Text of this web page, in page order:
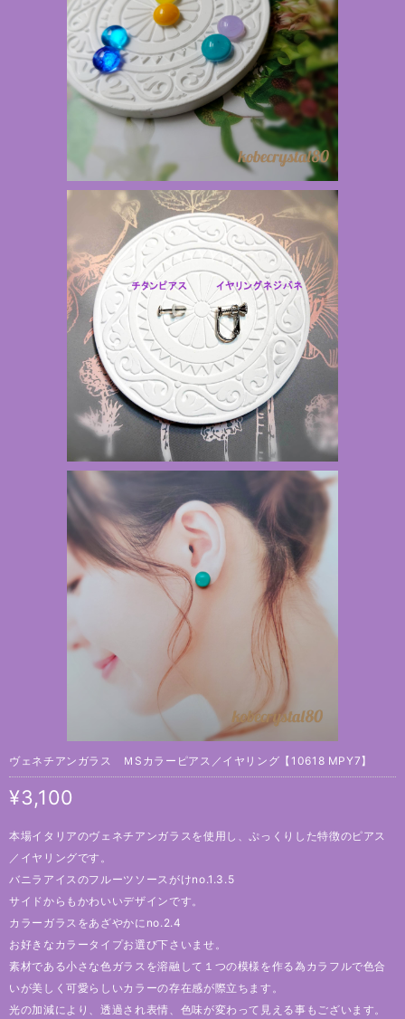
ヴェネチアンガラス ＭSカラーピアス／イヤリング【10618 MPY7】
¥3,100
本場イタリアのヴェネチアンガラスを使用し、ぷっくりした特徴のピアス
／イヤリングです。
バニラアイスのフルーツソースがけno.1.3.5
サイドからもかわいいデザインです。
カラーガラスをあざやかにno.2.4
お好きなカラータイプお選び下さいませ。
素材である小さな色ガラスを溶融して１つの模様を作る為カラフルで色合
いが美しく可愛らしいカラーの存在感が際立ちます。
光の加減により、透過され表情、色味が変わって見える事もございます。